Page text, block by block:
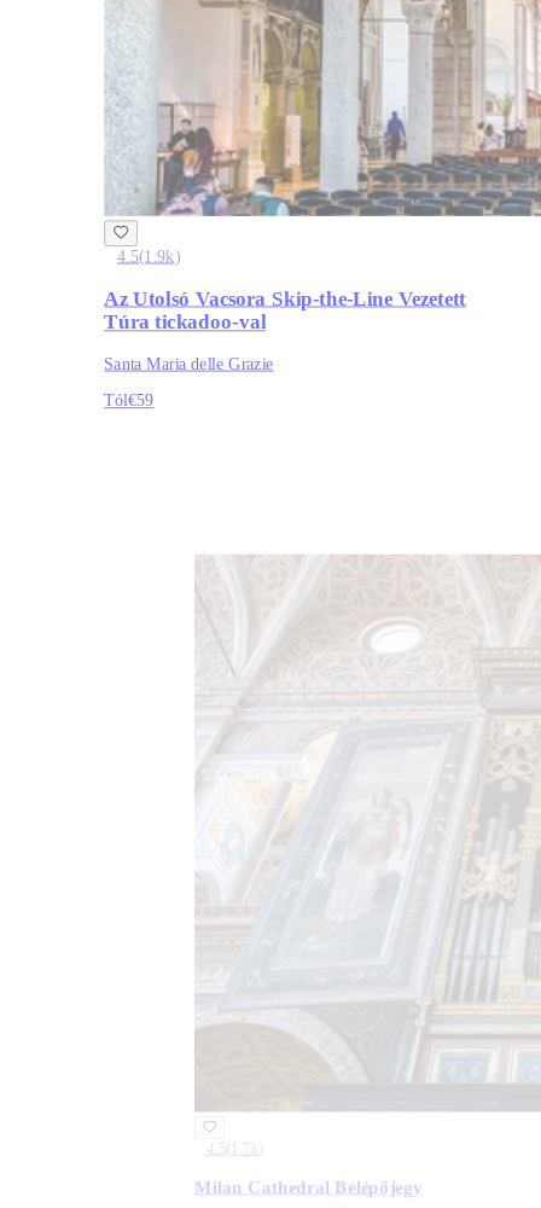
4.5(1.9k)
Az Utolsó Vacsora Skip-the-Line Vezetett
Túra tickadoo-val
Santa Maria delle Grazie
Tól€59
4.5( 1.7k )
Milan Cathedral Belépőjegy